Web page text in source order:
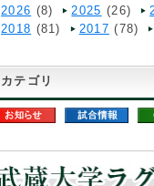
2026 (8) 2025 (26)
2018 (81) 2017 (78)
カテゴリ